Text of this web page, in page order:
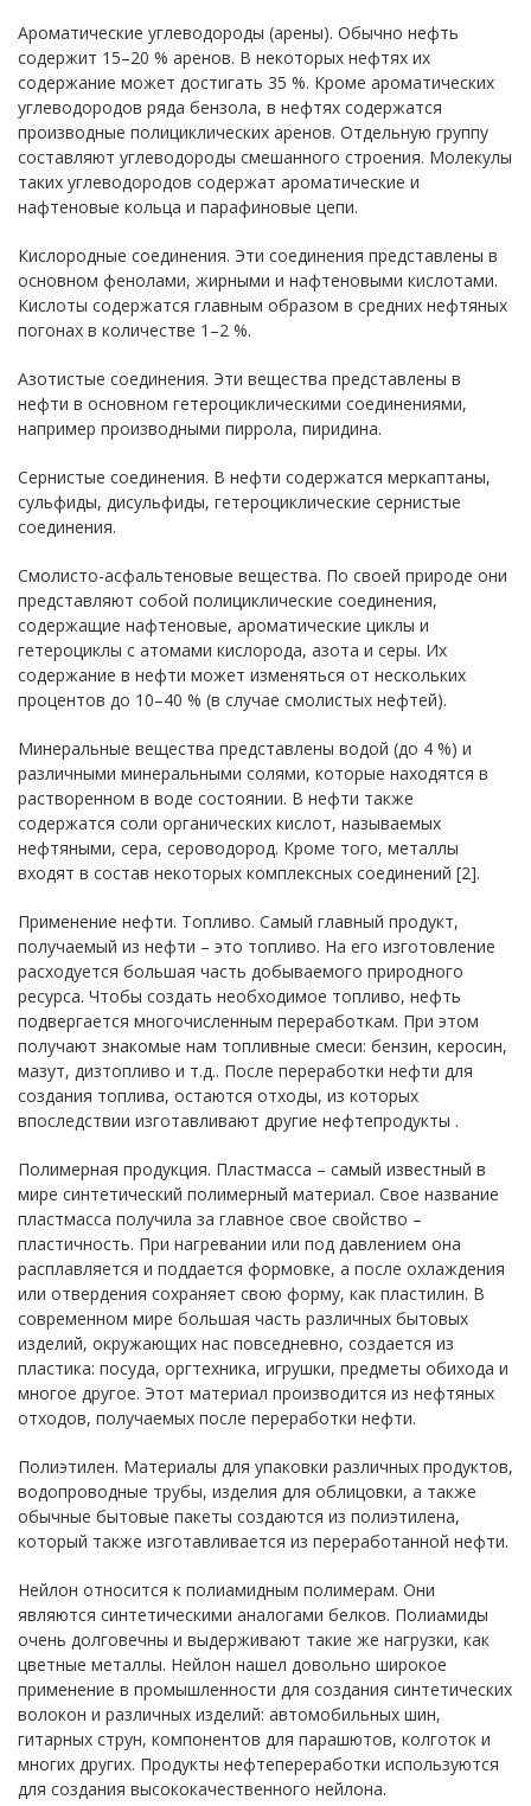
Ароматические углеводороды (арены). Обычно нефть
содержит 15–20 % аренов. В некоторых нефтях их
содержание может достигать 35 %. Кроме ароматических
углеводородов ряда бензола, в нефтях содержатся
производные полициклических аренов. Отдельную группу
составляют углеводороды смешанного строения. Молекулы
таких углеводородов содержат ароматические и
нафтеновые кольца и парафиновые цепи.
Кислородные соединения. Эти соединения представлены в
основном фенолами, жирными и нафтеновыми кислотами.
Кислоты содержатся главным образом в средних нефтяных
погонах в количестве 1–2 %.
Азотистые соединения. Эти вещества представлены в
нефти в основном гетероциклическими соединениями,
например производными пиррола, пиридина.
Сернистые соединения. В нефти содержатся меркаптаны,
сульфиды, дисульфиды, гетероциклические сернистые
соединения.
Смолисто-асфальтеновые вещества. По своей природе они
представляют собой полициклические соединения,
содержащие нафтеновые, ароматические циклы и
гетероциклы с атомами кислорода, азота и серы. Их
содержание в нефти может изменяться от нескольких
процентов до 10–40 % (в случае смолистых нефтей).
Минеральные вещества представлены водой (до 4 %) и
различными минеральными солями, которые находятся в
растворенном в воде состоянии. В нефти также
содержатся соли органических кислот, называемых
нефтяными, сера, сероводород. Кроме того, металлы
входят в состав некоторых комплексных соединений [2].
Применение нефти. Топливо. Самый главный продукт,
получаемый из нефти – это топливо. На его изготовление
расходуется большая часть добываемого природного
ресурса. Чтобы создать необходимое топливо, нефть
подвергается многочисленным переработкам. При этом
получают знакомые нам топливные смеси: бензин, керосин,
мазут, дизтопливо и т.д.. После переработки нефти для
создания топлива, остаются отходы, из которых
впоследствии изготавливают другие нефтепродукты .
Полимерная продукция. Пластмасса – самый известный в
мире синтетический полимерный материал. Свое название
пластмасса получила за главное свое свойство –
пластичность. При нагревании или под давлением она
расплавляется и поддается формовке, а после охлаждения
или отвердения сохраняет свою форму, как пластилин. В
современном мире большая часть различных бытовых
изделий, окружающих нас повседневно, создается из
пластика: посуда, оргтехника, игрушки, предметы обихода и
многое другое. Этот материал производится из нефтяных
отходов, получаемых после переработки нефти.
Полиэтилен. Материалы для упаковки различных продуктов,
водопроводные трубы, изделия для облицовки, а также
обычные бытовые пакеты создаются из полиэтилена,
который также изготавливается из переработанной нефти.
Нейлон относится к полиамидным полимерам. Они
являются синтетическими аналогами белков. Полиамиды
очень долговечны и выдерживают такие же нагрузки, как
цветные металлы. Нейлон нашел довольно широкое
применение в промышленности для создания синтетических
волокон и различных изделий: автомобильных шин,
гитарных струн, компонентов для парашютов, колготок и
многих других. Продукты нефтепереработки используются
для создания высококачественного нейлона.